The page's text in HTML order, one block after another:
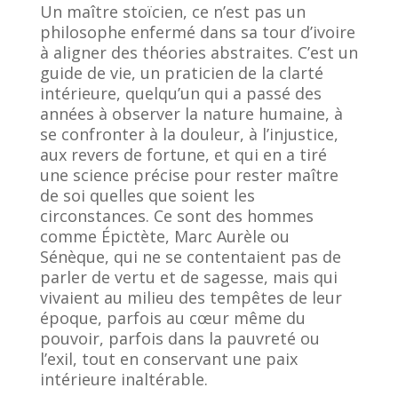
Un maître stoïcien, ce n’est pas un
philosophe enfermé dans sa tour d’ivoire
à aligner des théories abstraites. C’est un
guide de vie, un praticien de la clarté
intérieure, quelqu’un qui a passé des
années à observer la nature humaine, à
se confronter à la douleur, à l’injustice,
aux revers de fortune, et qui en a tiré
une science précise pour rester maître
de soi quelles que soient les
circonstances. Ce sont des hommes
comme Épictète, Marc Aurèle ou
Sénèque, qui ne se contentaient pas de
parler de vertu et de sagesse, mais qui
vivaient au milieu des tempêtes de leur
époque, parfois au cœur même du
pouvoir, parfois dans la pauvreté ou
l’exil, tout en conservant une paix
intérieure inaltérable.